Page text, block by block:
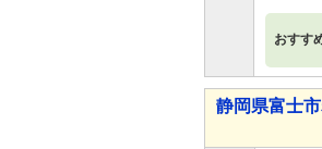
おすす
静岡県富士